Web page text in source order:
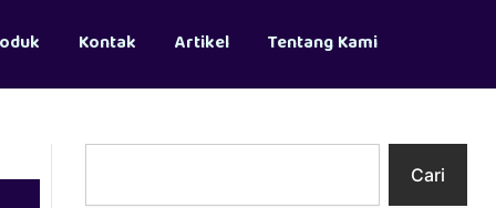
Kontak Artikel Tentang Kami
Cari